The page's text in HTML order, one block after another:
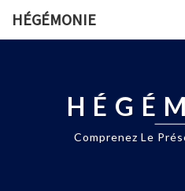
HÉGÉMONIE
Comprenez Le